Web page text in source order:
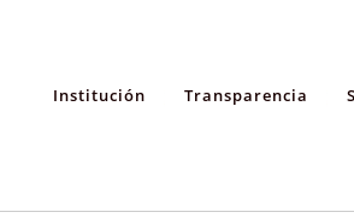
Institución Transparencia